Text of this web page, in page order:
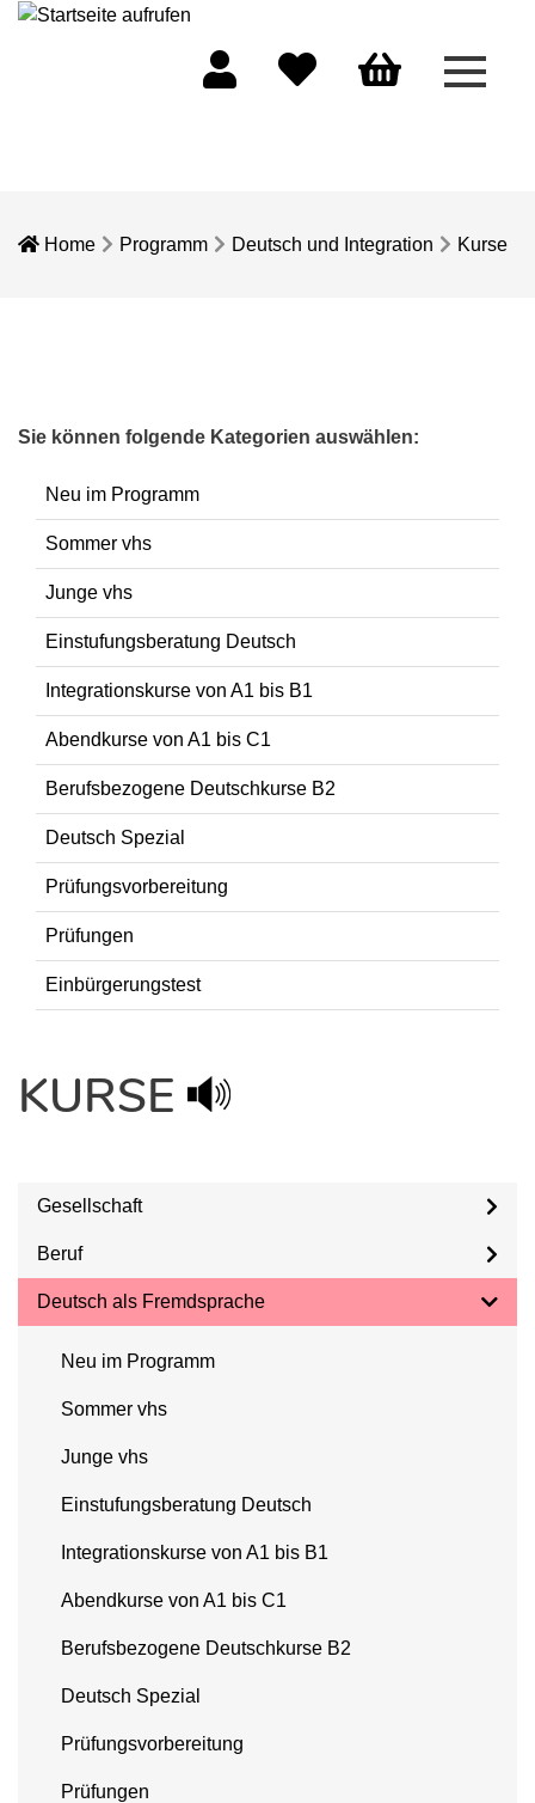
Menü
Home Programm Deutsch und Integration Kurse
Sie können folgende Kategorien auswählen:
Neu im Programm
Sommer vhs
Junge vhs
Einstufungsberatung Deutsch
Integrationskurse von A1 bis B1
Abendkurse von A1 bis C1
Berufsbezogene Deutschkurse B2
Deutsch Spezial
Prüfungsvorbereitung
Prüfungen
Einbürgerungstest
KURSE
Gesellschaft
Beruf
Deutsch als Fremdsprache
Neu im Programm
Sommer vhs
Junge vhs
Einstufungsberatung Deutsch
Integrationskurse von A1 bis B1
Abendkurse von A1 bis C1
Berufsbezogene Deutschkurse B2
Deutsch Spezial
Prüfungsvorbereitung
Prüfungen